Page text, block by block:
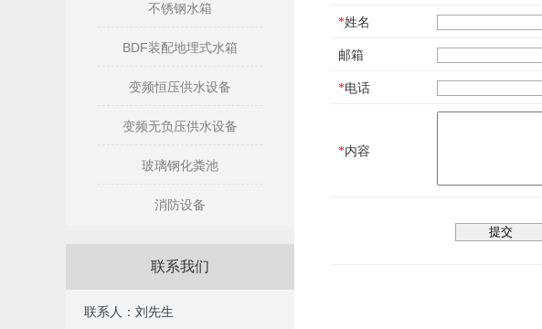
不锈钢水箱
BDF装配地埋式水箱
变频恒压供水设备
变频无负压供水设备
玻璃钢化粪池
消防设备
联系我们
联系人：刘先生
*姓名
邮箱
*电话
*内容